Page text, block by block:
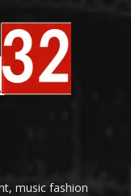
music fashion